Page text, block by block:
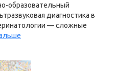
образовательный
диагностика в
— сложные